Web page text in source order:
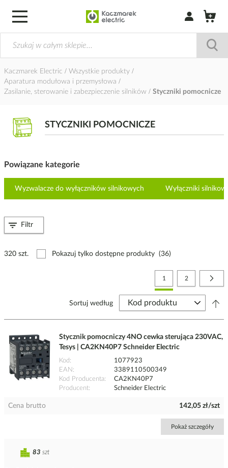
Zaloguj się /
Kaczmarek Electric
Wszystkie produkty
Aparatura modułowa i przemysłowa
Zasilanie, sterowanie i zabezpieczenie silników
Styczniki pomocnicze
STYCZNIKI POMOCNICZE
Powiązane kategorie
Wyzwalacze do wyłączników silnikowych Wyłączniki
320 szt. Pokazuj tylko dostępne produkty (36)
Strona
Aktualnie czytasz stronę
1 Strona
2
Sortuj według
Stycznik pomocniczy 4NO cewka sterująca 230VAC,
Tesys | CA2KN40P7 Schneider Electric
Kod
1077923
EAN
3389110500349
Kod Producenta
CA2KN40P7
Producent
Schneider Electric
Cena brutto 142,05 zł/szt
Pokaż szczegóły
83 szt
Filtr